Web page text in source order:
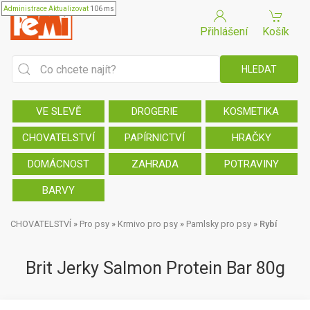
AdministraceAktualizovat 106 ms
Přihlášení Košík
VE SLEVĚ DROGERIE KOSMETIKA
CHOVATELSTVÍ PAPÍRNICTVÍ HRAČKY
DOMÁCNOST ZAHRADA POTRAVINY
BARVY
CHOVATELSTVÍ » Pro psy » Krmivo pro psy » Pamlsky pro psy » Rybí
Brit Jerky Salmon Protein Bar 80g